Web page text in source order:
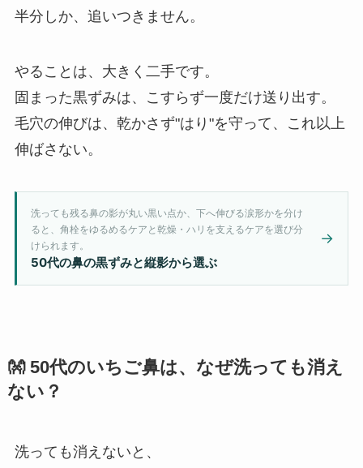
半分しか、追いつきません。
やることは、大きく二手です。
固まった黒ずみは、こすらず一度だけ送り出す。
毛穴の伸びは、乾かさず"はり"を守って、これ以上
伸ばさない。
洗っても残る鼻の影が丸い黒い点か、下へ伸びる涙形かを分け
ると、角栓をゆるめるケアと乾燥・ハリを支えるケアを選び分
けられます。
50代の鼻の黒ずみと縦影から選ぶ
→
👐 50代のいちご鼻は、なぜ洗っても消え
ない？
洗っても消えないと、